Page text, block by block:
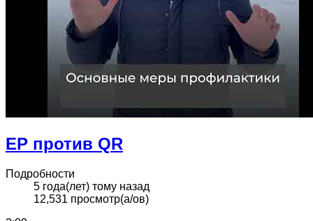
ЕР против QR
Подробности
5 года(лет) тому назад
12,531 просмотр(а/ов)